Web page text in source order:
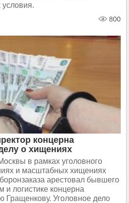
800
концерна
о хищениях
в рамках уголовного
и масштабных хищениях
арестовал бывшего
и логистике концерна
Гращенкову. Уголовное дело